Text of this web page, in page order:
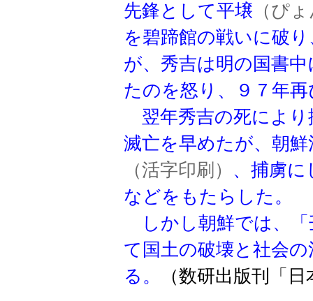
先鋒として平壌 （ぴ
を碧蹄館の戦いに破
が、秀吉は明の国書
たのを怒り、９７年
翌年秀吉の死により
滅亡を早めたが、朝
（活字印刷） 、捕虜に
などをもたらした。
しかし朝鮮では、「
て国土の破壊と社会
る。
（数研出版刊「